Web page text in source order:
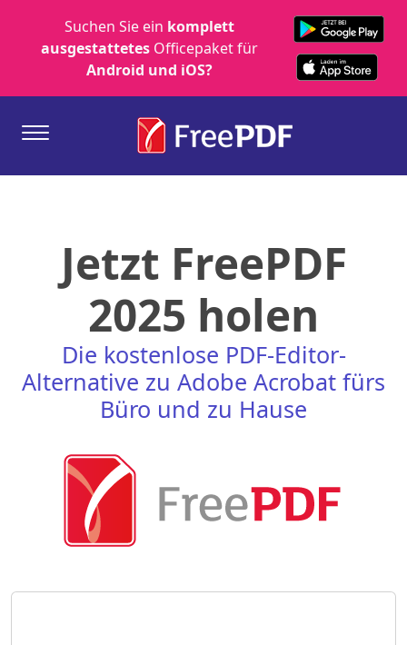
Suchen Sie ein komplett
ausgestattetes Officepaket für
Android und iOS?
Jetzt FreePDF
2025 holen
Die kostenlose PDF-Editor-
Alternative zu Adobe Acrobat fürs
Büro und zu Hause